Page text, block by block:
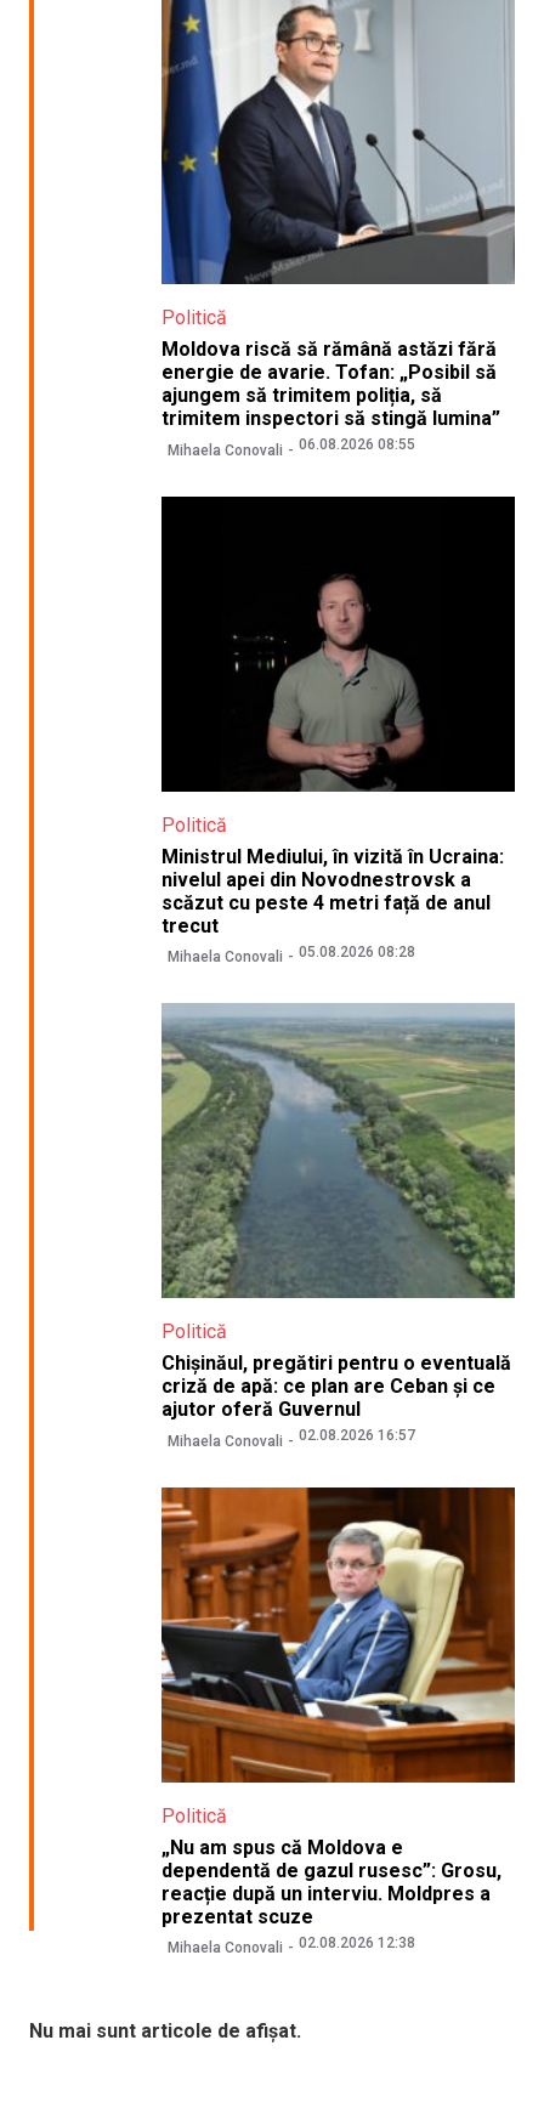
Politică
Moldova riscă să rămână astăzi fără
energie de avarie. Tofan: „Posibil să
ajungem să trimitem poliția, să
trimitem inspectori să stingă lumina”
Mihaela Conovali 06.08.2026 08:55
Politică
Ministrul Mediului, în vizită în Ucraina:
nivelul apei din Novodnestrovsk a
scăzut cu peste 4 metri față de anul
trecut
Mihaela Conovali 05.08.2026 08:28
Politică
Chișinăul, pregătiri pentru o eventuală
criză de apă: ce plan are Ceban și ce
ajutor oferă Guvernul
Mihaela Conovali 02.08.2026 16:57
Politică
„Nu am spus că Moldova e
dependentă de gazul rusesc”: Grosu,
reacție după un interviu. Moldpres a
prezentat scuze
Mihaela Conovali 02.08.2026 12:38
Nu mai sunt articole de afișat.